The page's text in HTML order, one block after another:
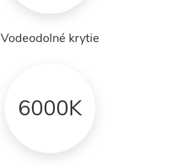
Vodeodolné krytie
6000K